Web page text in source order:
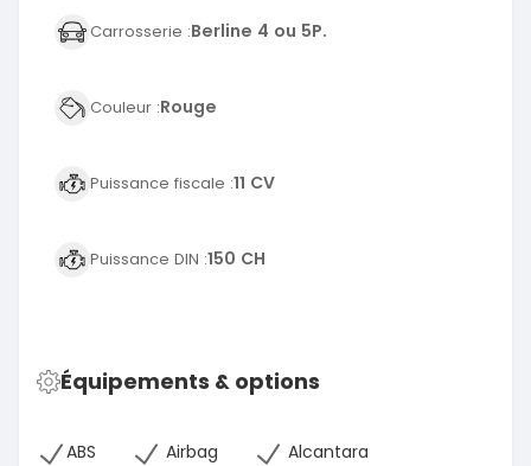
Carrosserie :Berline 4 ou 5P.
Couleur :Rouge
Puissance fiscale :11 CV
Puissance DIN :150 CH
Équipements & options
ABS Airbag
Alcantara